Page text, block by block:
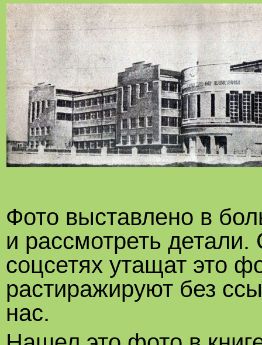
Фото выставлено в
и рассмотреть
соцсетях утащат это
растиражируют без
нас.